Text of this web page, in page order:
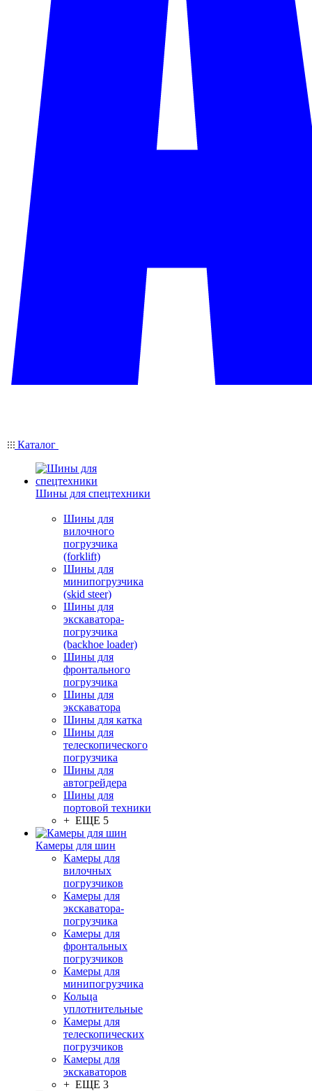
Каталог
Шины для спецтехники
Шины для
вилочного
погрузчика
(forklift)
Шины для
минипогрузчика
(skid steer)
Шины для
экскаватора-
погрузчика
(backhoe loader)
Шины для
фронтального
погрузчика
Шины для
экскаватора
Шины для катка
Шины для
телескопического
погрузчика
Шины для
автогрейдера
Шины для
портовой техники
+ ЕЩЕ 5
Камеры для шин
Камеры для
вилочных
погрузчиков
Камеры для
экскаватора-
погрузчика
Камеры для
фронтальных
погрузчиков
Камеры для
минипогрузчика
Кольца
уплотнительные
Камеры для
телескопических
погрузчиков
Камеры для
экскаваторов
+ ЕЩЕ 3